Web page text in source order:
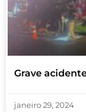
Grave
janeiro 29, 2024